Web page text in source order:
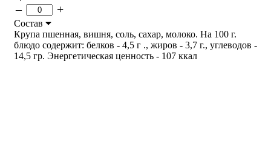
– +
Состав
Крупа пшенная, вишня, соль, сахар, молоко. На 100 г.
блюдо содержит: белков - 4,5 г ., жиров - 3,7 г., углеводов -
14,5 гр. Энергетическая ценность - 107 ккал